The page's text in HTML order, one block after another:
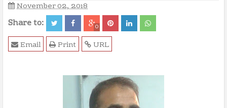
November 02, 2018
Share to: 0
URL
Print
Email